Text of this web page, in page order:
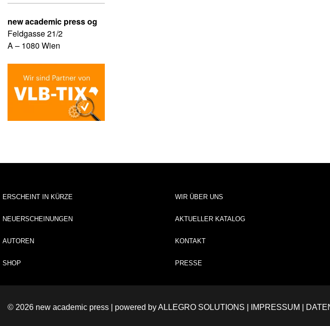
new academic press og
Feldgasse 21/2
A – 1080 Wien
ERSCHEINT IN KÜRZE
NEUERSCHEINUNGEN
AUTOREN
SHOP
WIR ÜBER UNS
AKTUELLER KATALOG
KONTAKT
PRESSE
© 2026 new academic press | powered byALLEGRO SOLUTIONS IMPRESSUM